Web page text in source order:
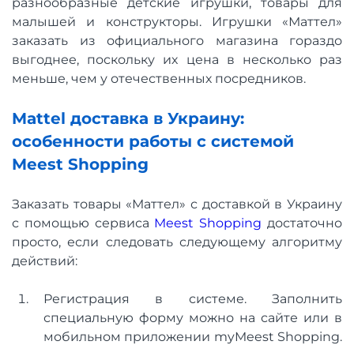
малышей и конструкторы. Игрушки «Маттел»
заказать из официального магазина гораздо
выгоднее, поскольку их цена в несколько раз
меньше, чем у отечественных посредников.
Mattel доставка в Украину:
особенности работы с системой
Meest Shopping
Заказать товары «Маттел» с доставкой в ​​Украину
с помощью сервиса Meest Shopping достаточно
просто, если следовать следующему алгоритму
действий:
Регистрация в системе. Заполнить
специальную форму можно на сайте или в
мобильном приложении myMeest Shopping.